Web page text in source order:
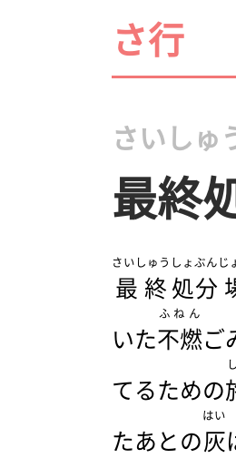
さ行
さいしゅ
最終
最終
さいしゅう
処分
しょぶんじ
いた不燃
ふねん
ご
てるための
たあとの灰
はい